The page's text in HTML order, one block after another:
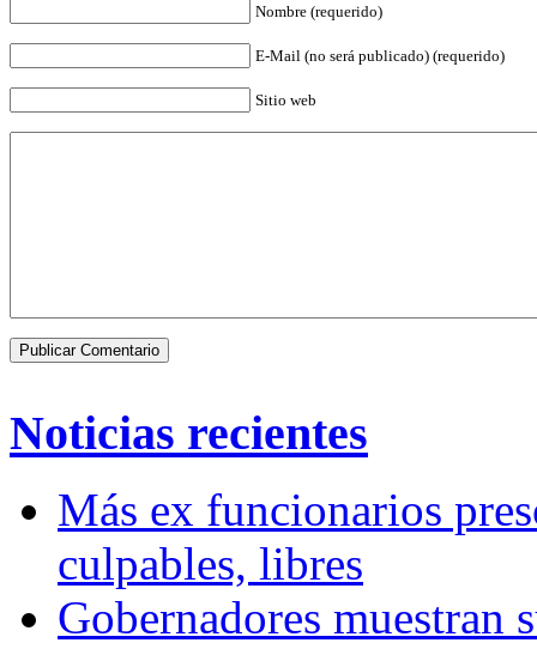
Nombre (requerido)
E-Mail (no será publicado) (requerido)
Sitio web
Noticias recientes
Más ex funcionarios
culpables, libres
Gobernadores muestran